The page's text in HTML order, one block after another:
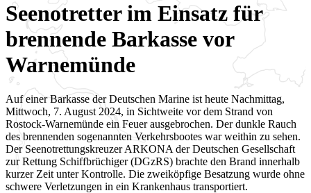
Seenotretter im Einsatz für
brennende Barkasse vor
Warnemünde
Auf einer Barkasse der Deutschen Marine ist heute Nachmittag,
Mittwoch, 7. August 2024, in Sichtweite vor dem Strand von
Rostock-Warnemünde ein Feuer ausgebrochen. Der dunkle Rauch
des brennenden sogenannten Verkehrsbootes war weithin zu sehen.
Der Seenotrettungskreuzer ARKONA der Deutschen Gesellschaft
zur Rettung Schiffbrüchiger (DGzRS) brachte den Brand innerhalb
kurzer Zeit unter Kontrolle. Die zweiköpfige Besatzung wurde ohne
schwere Verletzungen in ein Krankenhaus transportiert.